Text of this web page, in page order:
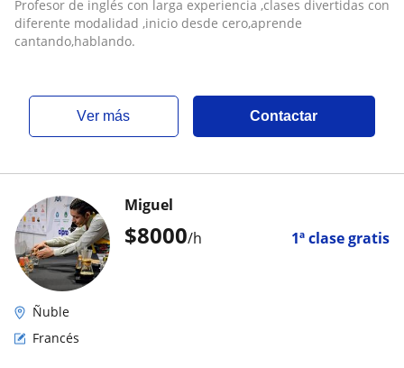
cantando,hablando
Profesor de inglés con larga experiencia ,clases divertidas con
diferente modalidad ,inicio desde cero,aprende
cantando,hablando.
ver más Contactar
$8000/h 1ª clase gratis
Miguel
Ñuble
Francés